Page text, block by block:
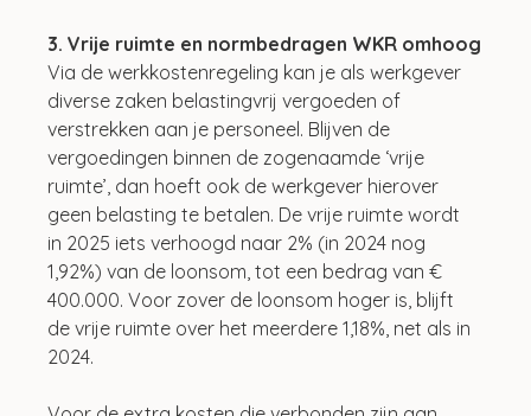
3. Vrije ruimte en normbedragen WKR omhoog
Via de werkkostenregeling kan je als werkgever
diverse zaken belastingvrij vergoeden of
verstrekken aan je personeel. Blijven de
vergoedingen binnen de zogenaamde ‘vrije
ruimte’, dan hoeft ook de werkgever hierover
geen belasting te betalen. De vrije ruimte wordt
in 2025 iets verhoogd naar 2% (in 2024 nog
1,92%) van de loonsom, tot een bedrag van €
400.000. Voor zover de loonsom hoger is, blijft
de vrije ruimte over het meerdere 1,18%, net als in
2024.